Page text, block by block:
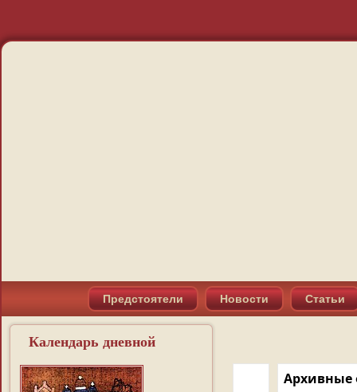
Предстоятели Новости Статьи
Календарь дневной
Архивные